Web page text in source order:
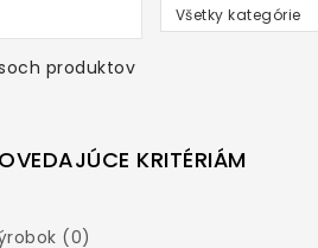
Všetky kategórie
produktov
KRITÉRIÁM
(0)